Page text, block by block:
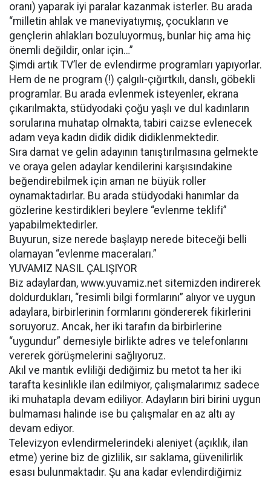
oranı) yaparak iyi paralar kazanmak isterler. Bu arada
“milletin ahlak ve maneviyatıymış, çocukların ve
gençlerin ahlakları bozuluyormuş, bunlar hiç ama hiç
önemli değildir, onlar için…”
Şimdi artık TV’ler de evlendirme programları yapıyorlar.
Hem de ne program (!) çalgılı-çığırtkılı, danslı, göbekli
programlar. Bu arada evlenmek isteyenler, ekrana
çıkarılmakta, stüdyodaki çoğu yaşlı ve dul kadınların
sorularına muhatap olmakta, tabiri caizse evlenecek
adam veya kadın didik didik didiklenmektedir.
Sıra damat ve gelin adayının tanıştırılmasına gelmekte
ve oraya gelen adaylar kendilerini karşısındakine
beğendirebilmek için aman ne büyük roller
oynamaktadırlar. Bu arada stüdyodaki hanımlar da
gözlerine kestirdikleri beylere “evlenme teklifi”
yapabilmektedirler.
Buyurun, size nerede başlayıp nerede biteceği belli
olamayan “evlenme maceraları.”
YUVAMIZ NASIL ÇALIŞIYOR
Biz adaylardan, www.yuvamiz.net sitemizden indirerek
doldurdukları, “resimli bilgi formlarını” alıyor ve uygun
adaylara, birbirlerinin formlarını göndererek fikirlerini
soruyoruz. Ancak, her iki tarafın da birbirlerine
“uygundur” demesiyle birlikte adres ve telefonlarını
vererek görüşmelerini sağlıyoruz.
Akıl ve mantık evliliği dediğimiz bu metot ta her iki
tarafta kesinlikle ilan edilmiyor, çalışmalarımız sadece
iki muhatapla devam ediliyor. Adayların biri birini uygun
bulmaması halinde ise bu çalışmalar en az altı ay
devam ediyor.
Televizyon evlendirmelerindeki aleniyet (açıklık, ilan
etme) yerine biz de gizlilik, sır saklama, güvenilirlik
esası bulunmaktadır. Şu ana kadar evlendirdiğimiz